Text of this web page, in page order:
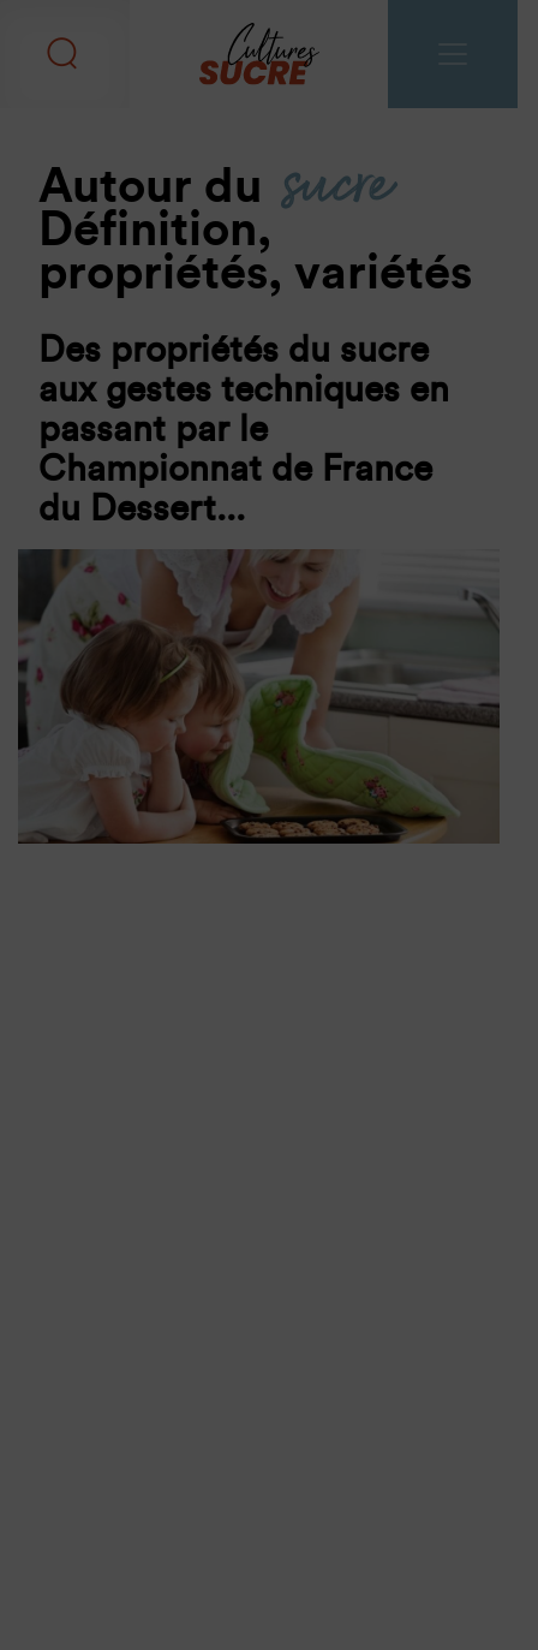
Autour du sucre
Définition,
propriétés, variétés
Des propriétés du sucre
aux gestes techniques en
passant par le
Championnat de France
du Dessert...